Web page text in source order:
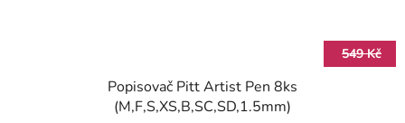
549 Kč
Popisovač Pitt Artist Pen 8ks
(M,F,S,XS,B,SC,SD,1.5mm)